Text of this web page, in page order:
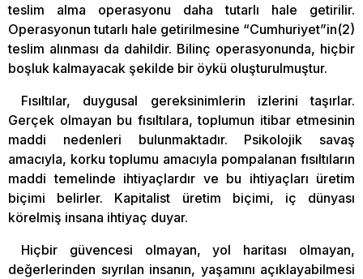
teslim alma operasyonu daha tutarlı hale getirilir.
Operasyonun tutarlı hale getirilmesine “Cumhuriyet”in(2)
teslim alınması da dahildir. Bilinç operasyonunda, hiçbir
boşluk kalmayacak şekilde bir öykü oluşturulmuştur.
Fısıltılar, duygusal gereksinimlerin izlerini taşırlar.
Gerçek olmayan bu fısıltılara, toplumun itibar etmesinin
maddi nedenleri bulunmaktadır. Psikolojik savaş
amacıyla, korku toplumu amacıyla pompalanan fısıltıların
maddi temelinde ihtiyaçlardır ve bu ihtiyaçları üretim
biçimi belirler. Kapitalist üretim biçimi, iç dünyası
körelmiş insana ihtiyaç duyar.
Hiçbir güvencesi olmayan, yol haritası olmayan,
değerlerinden sıyrılan insanın, yaşamını açıklayabilmesi